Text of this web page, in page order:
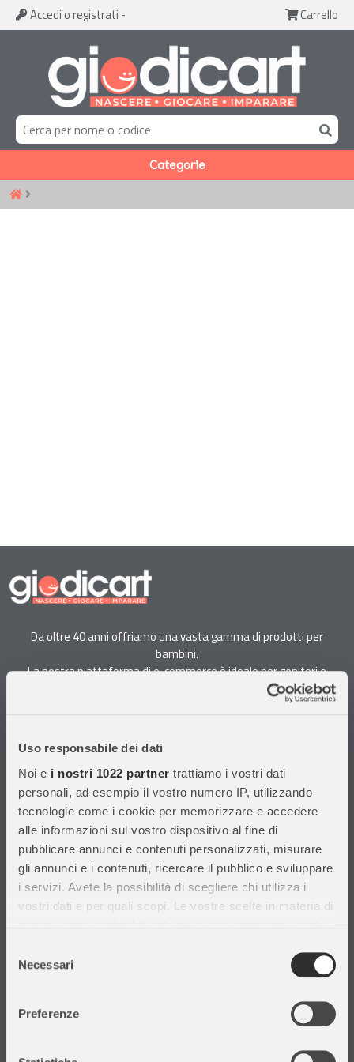
Uso responsabile dei dati
Noi e i nostri 1022 partner trattiamo i vostri dati
personali, ad esempio il vostro numero IP, utilizzando
tecnologie come i cookie per memorizzare e accedere
alle informazioni sul vostro dispositivo al fine di
pubblicare annunci e contenuti personalizzati, misurare
gli annunci e i contenuti, ricercare il pubblico e sviluppare
i servizi. Avete la possibilità di scegliere chi utilizza i
vostri dati e per quali scopi. Le vostre scelte in materia di
modificare o revocare il proprio consenso in qualsiasi
momento dalla Dichiarazione sui cookie o facendo clic
delNecessari
Preferenze
Accedi o registrati - Carrello
Categorie
Da oltre 40 anni offriamo una vasta gamma di prodotti per
bambini.
La nostra piattaforma di e-commerce è ideale per genitori e
specialisti alla ricerca di giocattoli, articoli per l'infanzia, cancelleria e
soddisfare le esigenze dei clienti.
Informazioni
Assistenza Clienti
Chi siamo
Privacy Policy
Cataloghi
Volantini